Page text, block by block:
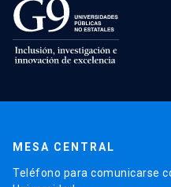
MESA CENTRAL
Teléfono para comunicarse